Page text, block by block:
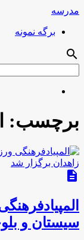
مدرسه
برگه نمونه
search
برچسب:
description
سیستان و